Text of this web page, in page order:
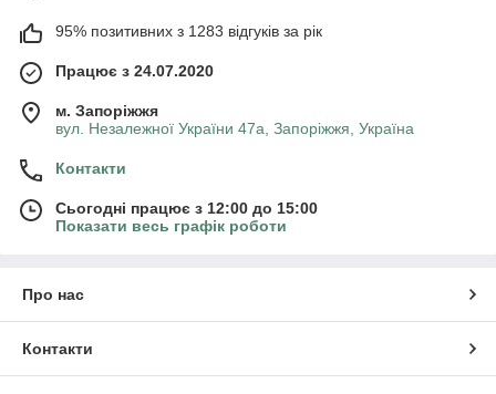
95% позитивних з 1283 відгуків за рік
Працює з 24.07.2020
м. Запоріжжя
вул. Незалежної України 47а, Запоріжжя, Україна
Контакти
Сьогодні працює з 12:00 до 15:00
Показати весь графік роботи
Про нас
Контакти